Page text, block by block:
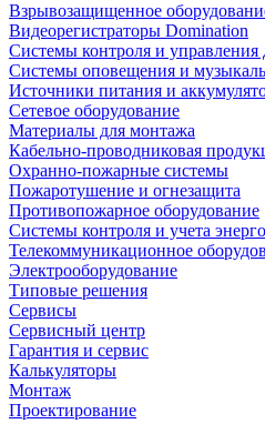
Взрывозащищенное
Видеорегистраторы Domination
Системы контроля и управления
Системы оповещения и
Источники питания и
Сетевое оборудование
Материалы для монтажа
Кабельно-проводниковая
Охранно-пожарные системы
Пожаротушение и огнезащита
Противопожарное оборудование
Системы контроля и учета
Телекоммуникационное
Электрооборудование
Типовые решения
Сервисы
Сервисный центр
Гарантия и сервис
Калькуляторы
Монтаж
Проектирование